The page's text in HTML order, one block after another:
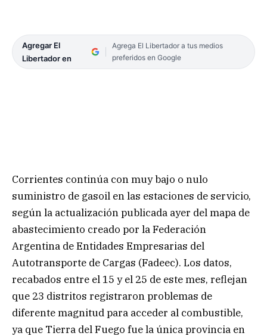
Agregar El
Libertador en
Agrega El Libertador a tus medios
preferidos en Google
Corrientes continúa con muy bajo o nulo
suministro de gasoil en las estaciones de servicio,
según la actualización publicada ayer del mapa de
abastecimiento creado por la Federación
Argentina de Entidades Empresarias del
Autotransporte de Cargas (Fadeec). Los datos,
recabados entre el 15 y el 25 de este mes, reflejan
que 23 distritos registraron problemas de
diferente magnitud para acceder al combustible,
ya que Tierra del Fuego fue la única provincia en